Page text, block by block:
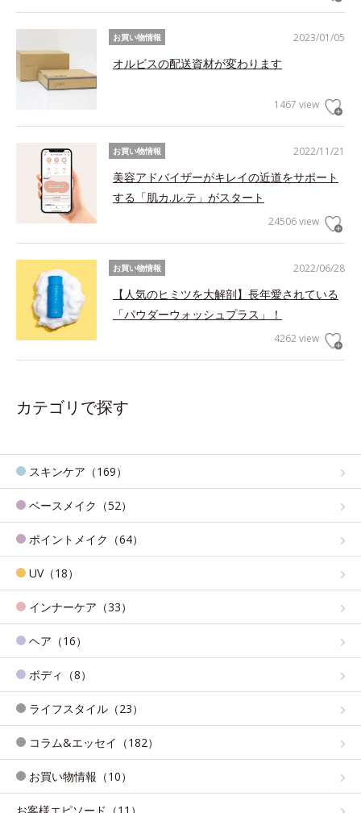
2023/01/05
お買い物情報
オルビスの配送資材が変わります
1467 view
2022/11/21
お買い物情報
美容アドバイザーがキレイの近道をサポート
する「肌カ.ル.テ」がスタート
24506 view
2022/06/28
お買い物情報
【人気のヒミツを大解剖】長年愛されている
「パウダーウォッシュプラス」！
4262 view
カテゴリで探す
スキンケア（169）
ベースメイク（52）
ポイントメイク（64）
UV（18）
インナーケア（33）
ヘア（16）
ボディ（8）
ライフスタイル（23）
コラム&エッセイ（182）
お買い物情報（10）